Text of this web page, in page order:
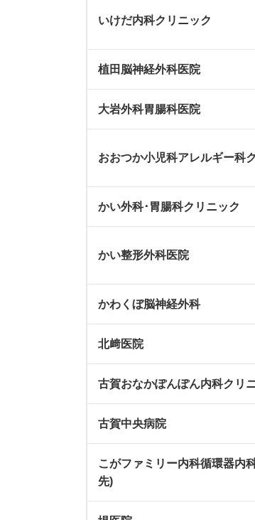
いけだ内科クリニック
植田脳神経外科医院
大岩外科胃腸科医院
おおつか小児科アレルギー科
かい外科･胃腸科クリニック
かい整形外科医院
かわくぼ脳神経外科
北﨑医院
古賀おなかぽんぽん内科クリ
古賀中央病院
こがファミリー内科循環器内
先)